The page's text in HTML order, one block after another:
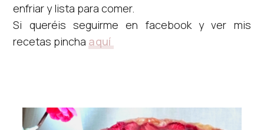
enfriar y lista para comer.
Si queréis seguirme en facebook y ver mis
recetas pincha aquí